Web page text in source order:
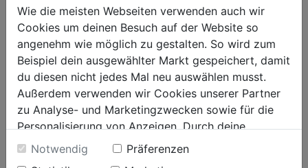
Eigenschaften der Farben kann sich der Saunagang noch positiver
WEITER LESEN
Wie die meisten Webseiten verwenden auch wir
Cookies um deinen Besuch auf der Website so
angenehm wie möglich zu gestalten. So wird zum
Beispiel dein ausgewählter Markt gespeichert, damit
du diesen nicht jedes Mal neu auswählen musst.
Außerdem verwenden wir Cookies unserer Partner
zu Analyse- und Marketingzwecken sowie für die
Personalisierung von Anzeigen. Durch deine
Einwilligung werden die Daten von Drittanbieter,
unter anderem auch in den USA, verarbeitet.
Notwendig
Präferenzen